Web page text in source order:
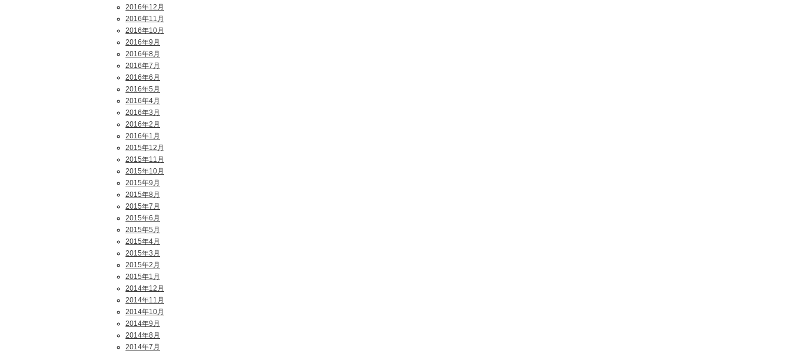
2016年12月
2016年11月
2016年10月
2016年9月
2016年8月
2016年7月
2016年6月
2016年5月
2016年4月
2016年3月
2016年2月
2016年1月
2015年12月
2015年11月
2015年10月
2015年9月
2015年8月
2015年7月
2015年6月
2015年5月
2015年4月
2015年3月
2015年2月
2015年1月
2014年12月
2014年11月
2014年10月
2014年9月
2014年8月
2014年7月